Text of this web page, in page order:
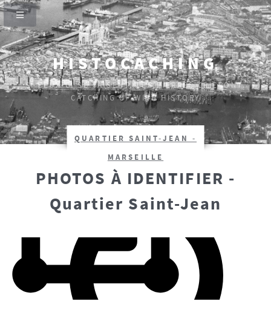
HISTOCACHING
SI CEUX-CI SE TAISENT, LES PIERRES CRIERONT.
CATCHING UP WITH HISTORY
QUARTIER SAINT-JEAN -
MARSEILLE
PHOTOS À IDENTIFIER -
Quartier Saint-Jean